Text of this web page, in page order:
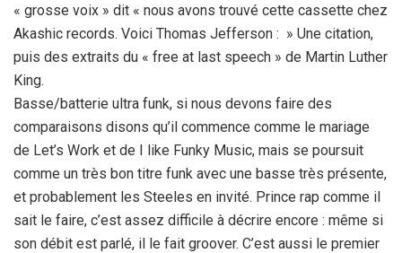
« grosse voix » dit « nous avons trouvé cette cassette chez
Akashic records. Voici Thomas Jefferson : » Une citation,
puis des extraits du « free at last speech » de Martin Luther
King.
Basse/batterie ultra funk, si nous devons faire des
comparaisons disons qu’il commence comme le mariage
de Let’s Work et de I like Funky Music, mais se poursuit
comme un très bon titre funk avec une basse très présente,
et probablement les Steeles en invité. Prince rap comme il
sait le faire, c’est assez difficile à décrire encore : même si
son débit est parlé, il le fait groover. C’est aussi le premier